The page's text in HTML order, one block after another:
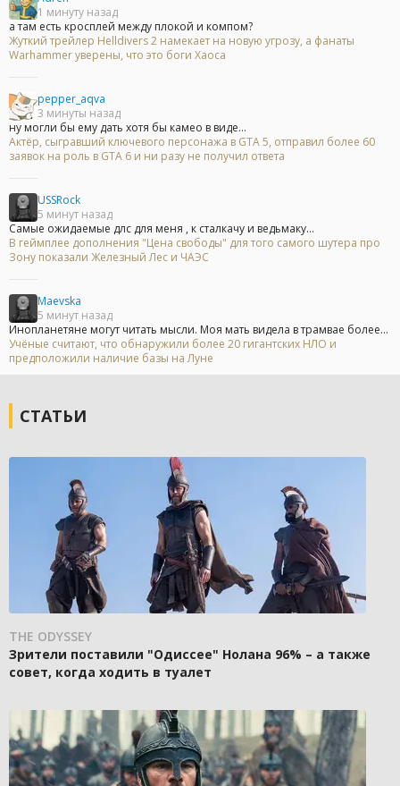
1 минуту назад
а там есть кросплей между плокой и компом?
Жуткий трейлер Helldivers 2 намекает на новую угрозу, а фанаты
Warhammer уверены, что это боги Хаоса
pepper_aqva
3 минуты назад
ну могли бы ему дать хотя бы камео в виде...
Актёр, сыгравший ключевого персонажа в GTA 5, отправил более 60
заявок на роль в GTA 6 и ни разу не получил ответа
USSRock
5 минут назад
Самые ожидаемые длс для меня , к сталкачу и ведьмаку...
В геймплее дополнения "Цена свободы" для того самого шутера про
Зону показали Железный Лес и ЧАЭС
Maevska
5 минут назад
Инопланетяне могут читать мысли. Моя мать видела в трамвае более...
Учёные считают, что обнаружили более 20 гигантских НЛО и
предположили наличие базы на Луне
СТАТЬИ
THE ODYSSEY
Зрители поставили "Одиссее" Нолана 96% – а также
совет, когда ходить в туалет